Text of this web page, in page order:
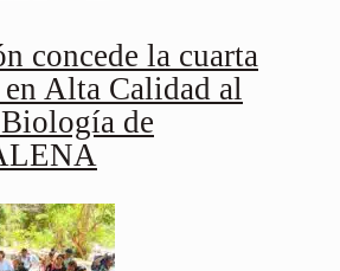
concede la cuarta
Alta Calidad al
de